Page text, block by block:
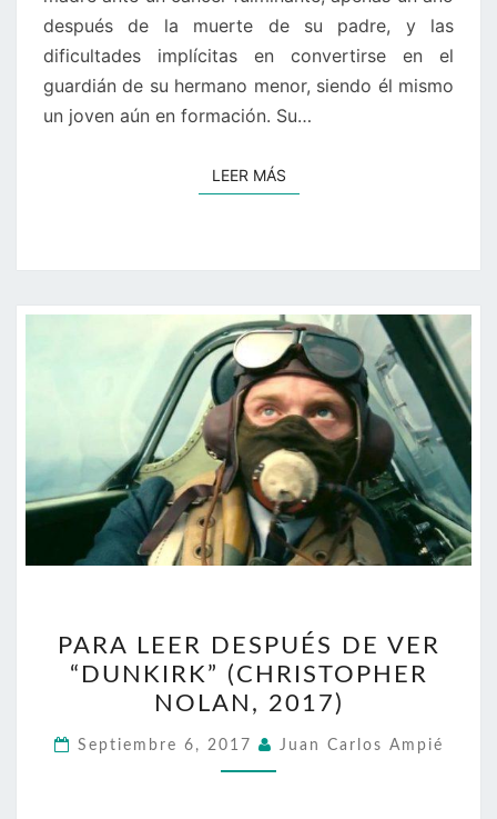
después de la muerte de su padre, y las
dificultades implícitas en convertirse en el
guardián de su hermano menor, siendo él mismo
un joven aún en formación. Su…
LEER MÁSLEER MÁS
LEER
DESPUÉS
DE
VER
“DUNKIRK”
PARA LEER DESPUÉS DE VER
“DUNKIRK” (CHRISTOPHER
NOLAN, 2017)
Septiembre 6, 2017 Juan Carlos Ampié